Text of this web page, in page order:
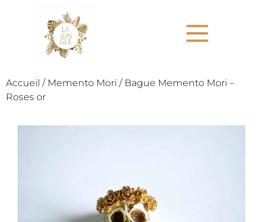
Accueil / Memento Mori / Bague Memento Mori –
Roses or